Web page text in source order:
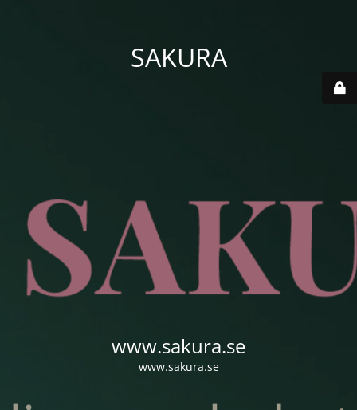
SAKURA
www.sakura.se
www.sakura.se